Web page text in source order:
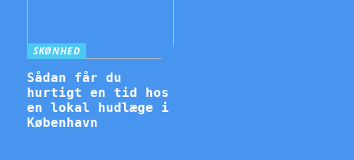
SKØNHED
Sådan får du
hurtigt en tid hos
en lokal hudlæge i
København